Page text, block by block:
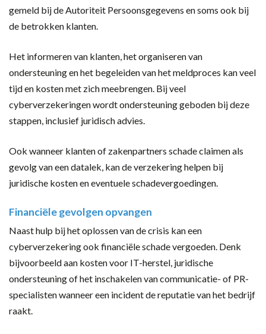
gemeld bij de Autoriteit Persoonsgegevens en soms ook bij
de betrokken klanten.
Het informeren van klanten, het organiseren van
ondersteuning en het begeleiden van het meldproces kan veel
tijd en kosten met zich meebrengen. Bij veel
cyberverzekeringen wordt ondersteuning geboden bij deze
stappen, inclusief juridisch advies.
Ook wanneer klanten of zakenpartners schade claimen als
gevolg van een datalek, kan de verzekering helpen bij
juridische kosten en eventuele schadevergoedingen.
Financiële gevolgen opvangen
Naast hulp bij het oplossen van de crisis kan een
cyberverzekering ook financiële schade vergoeden. Denk
bijvoorbeeld aan kosten voor IT-herstel, juridische
ondersteuning of het inschakelen van communicatie- of PR-
specialisten wanneer een incident de reputatie van het bedrijf
raakt.